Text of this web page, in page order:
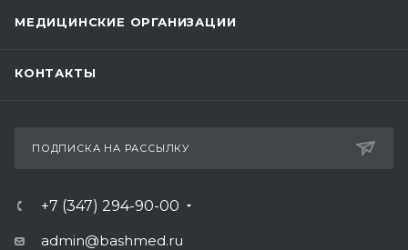
МЕДИЦИНСКИЕ ОРГАНИЗАЦИИ
КОНТАКТЫ
ПОДПИСКА НА РАССЫЛКУ
+7 (347) 294-90-00
admin@bashmed.ru